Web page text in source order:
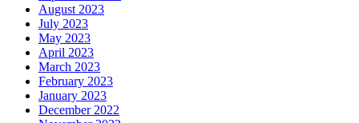
August 2023
July 2023
May 2023
April 2023
March 2023
February 2023
January 2023
December 2022